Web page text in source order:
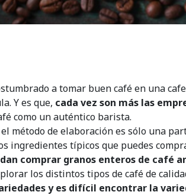
a tomar buen café en una
Y es que, cada vez son más las
como un auténtico barista.
método de elaboración es sólo una
ingredientes típicos que puedes
comprar granos enteros de café
los distintos tipos de café de
y es difícil encontrar la